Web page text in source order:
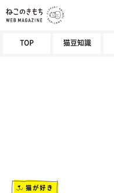
TOP 猫豆知識
猫が好き